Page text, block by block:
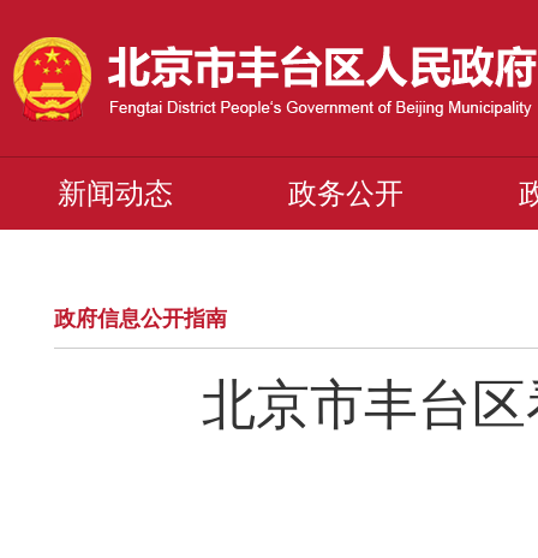
新闻动态 政务公开
政府信息公开指南
北京市丰台